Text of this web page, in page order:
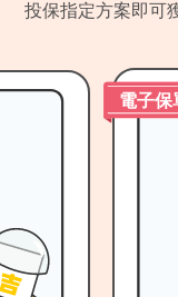
投保指定方案即可
電子保